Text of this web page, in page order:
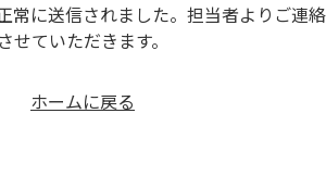
常に送信されました。担当者よりご連絡
させていただきます。
ホームに戻る